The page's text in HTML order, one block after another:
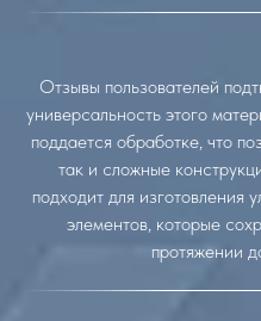
Отзывы пользователей
универсальность этого
поддается обработке, что
так и сложные
подходит для изготовления
элементов, которые
протяжении